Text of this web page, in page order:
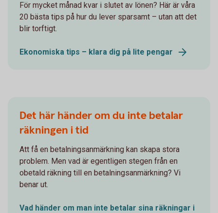
För mycket månad kvar i slutet av lönen? Här är våra
20 bästa tips på hur du lever sparsamt – utan att det
blir torftigt.
Ekonomiska tips – klara dig på lite pengar
Det här händer om du inte betalar
räkningen i tid
Att få en betalningsanmärkning kan skapa stora
problem. Men vad är egentligen stegen från en
obetald räkning till en betalningsanmärkning? Vi
benar ut.
Vad händer om man inte betalar sina räkningar i